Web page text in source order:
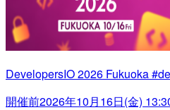
DevelopersIO 2026 Fukuoka
開催前2026年10月16日(金)